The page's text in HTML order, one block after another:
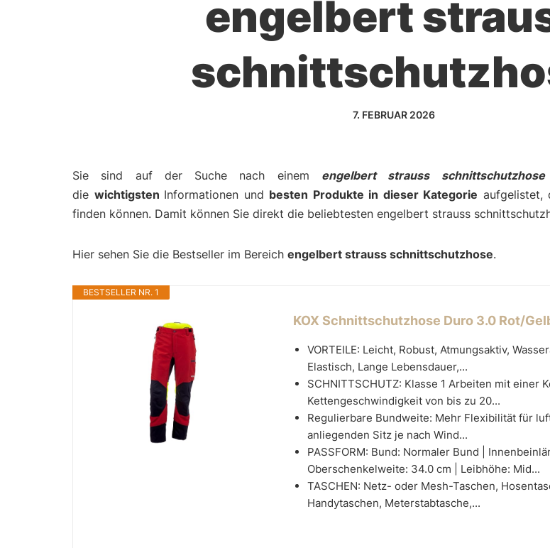
engelbert
7. FEBRUAR 2026
Sie sind auf der Suche nach einem engelbert strauss schnittschutzhose
die wichtigsten Informationen und besten Produkte in dieser Kategorie aufgelistet,
finden können. Damit können Sie direkt die beliebtesten engelbert strauss
Hier sehen Sie die Bestseller im Bereich engelbert strauss schnittschutzhose.
BESTSELLER NR. 1
KOX Schnittschutzhose Duro 3.0 Rot/
VORTEILE: Leicht, Robust, Atmungsaktiv,
Elastisch, Lange Lebensdauer,...
SCHNITTSCHUTZ: Klasse 1 Arbeiten mit einer
Kettengeschwindigkeit von bis zu 20...
Regulierbare Bundweite: Mehr Flexibilität für
anliegenden Sitz je nach Wind...
PASSFORM: Bund: Normaler Bund |
Oberschenkelweite: 34.0 cm | Leibhöhe: Mid...
TASCHEN: Netz- oder Mesh-Taschen,
Handytaschen, Meterstabtasche,...